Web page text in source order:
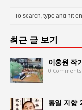
최근 글 보기
이홍원 작
0 Comments
통일 지향